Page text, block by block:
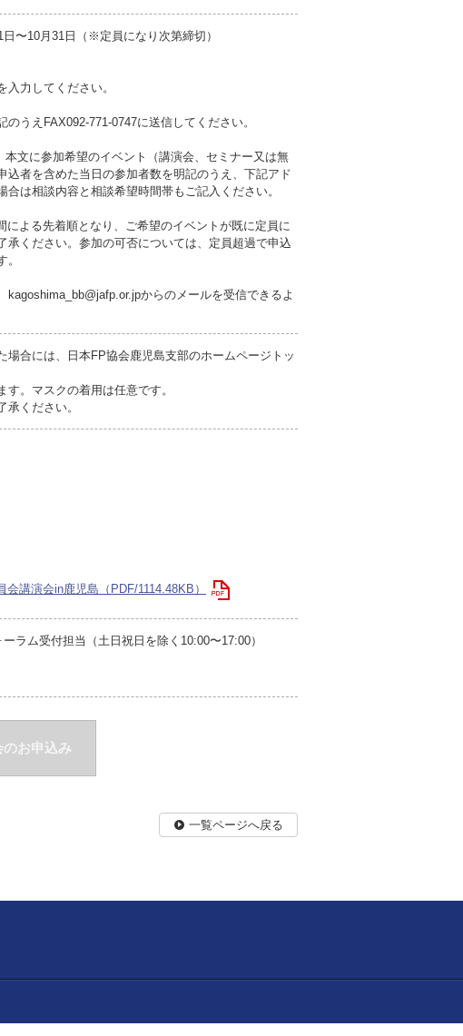
〜10月31日（※定員になり次第締切）
力してください。
うえFAX092-771-0747に送信してください。
文に参加希望のイベント（講演会、セミナー又は無
者を含めた当日の参加者数を明記のうえ、下記アド
は相談内容と相談希望時間帯もご記入ください。
よる先着順となり、ご希望のイベントが既に定員に
承ください。参加の可否については、定員超過で申込
からのメールを受信できるよ
合には、日本FP協会鹿児島支部のホームページトッ
。マスクの着用は任意です。
ください。
講演会in鹿児島（PDF/1114.48KB）
ラム受付担当（土日祝日を除く10:00〜17:00）
お申込み
一覧ページへ戻る